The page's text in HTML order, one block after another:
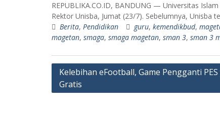
REPUBLIKA.CO.ID, BANDUNG — Universitas
Rektor Unisba, Jumat (23/7). Sebelumnya,
Berita, Pendidikan guru, kemendikbud,
magetan, smaga, smaga magetan, sman 3, sman 3
Navigasi
pos
Kelebihan eFootball, Game Pengganti
Gratis